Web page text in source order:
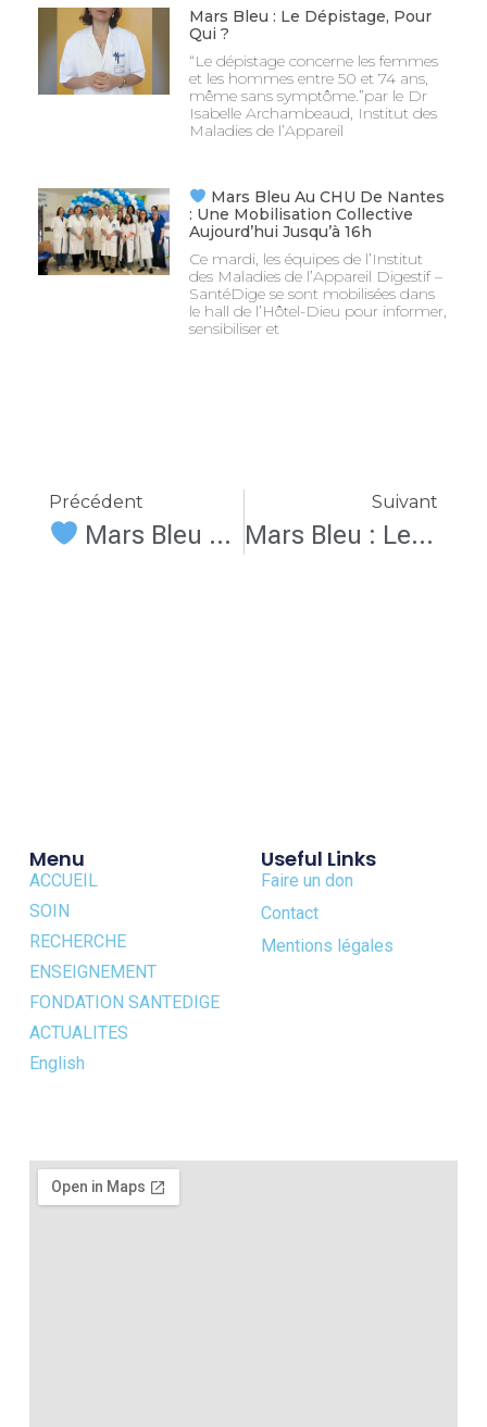
Mars Bleu : Le Dépistage, Pour
Qui ?
“Le dépistage concerne les femmes
et les hommes entre 50 et 74 ans,
même sans symptôme.”par le Dr
Isabelle Archambeaud, Institut des
Maladies de l’Appareil
Mars Bleu Au CHU De Nantes
: Une Mobilisation Collective
Aujourd’hui Jusqu’à 16h
Ce mardi, les équipes de l’Institut
des Maladies de l’Appareil Digestif –
SantéDige se sont mobilisées dans
le hall de l’Hôtel-Dieu pour informer,
sensibiliser et
Précédent
Mars Bleu au CHU de Nantes : une mobilisation collective aujourd’hui jusqu’à 16h
Suivant
Mars Bleu : Le dépistage, pour qui ?
Menu
ACCUEIL
SOIN
RECHERCHE
ENSEIGNEMENT
FONDATION SANTEDIGE
ACTUALITES
English
Useful Links
Faire un don
Contact
Mentions légales